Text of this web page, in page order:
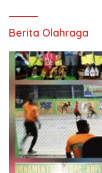
Berita Olahraga